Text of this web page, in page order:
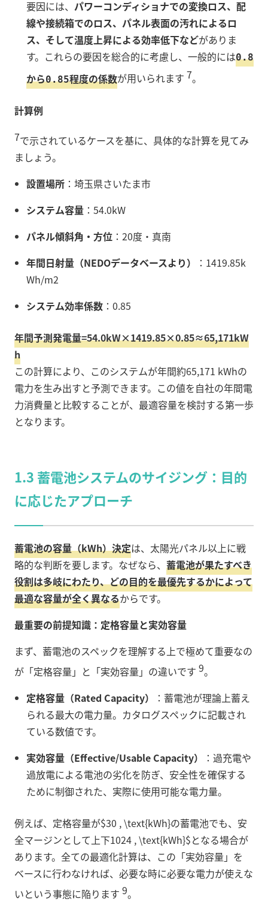
要因には、 パワーコンディショナでの変換ロス、配
線や接続箱でのロス、パネル表面の汚れによるロ
ス、そして温度上昇による効率低下などがありま
す。これらの要因を総合的に考慮し、一般的には0.8
から0.85程度の係数が用いられます 7。
計算例
7で示されているケースを基に、具体的な計算を見てみ
ましょう。
設置場所 ：埼玉県さいたま市
システム容量 ： 54.0kW
パネル傾斜角・方位 ：20度・真南
年間日射量（NEDOデータベースより）
： 1419.85k
Wh/m2
システム効率係数 ： 0.85
年間予測発電量=54.0kW×1419.85×0.85≈65,171kW
h
この計算により、このシステムが年間約65,171 kWhの
電力を生み出すと予測できます。この値を自社の年間電
力消費量と比較することが、最適容量を検討する第一歩
となります。
1.3 蓄電池システムのサイジング：目的
に応じたアプローチ
蓄電池の容量（kWh）決定は、太陽光パネル以上に戦
略的な判断を要します。なぜなら、 蓄電池が果たすべき
役割は多岐にわたり、どの目的を最優先するかによって
最適な容量が全く異なるからです。
最重要の前提知識：定格容量と実効容量
まず、蓄電池のスペックを理解する上で極めて重要なの
が「定格容量」と「実効容量」の違いです 9。
定格容量（Rated Capacity）
：蓄電池が理論上蓄え
られる最大の電力量。カタログスペックに記載され
ている数値です。
実効容量（Effective/Usable Capacity）
：過充電や
過放電による電池の劣化を防ぎ、安全性を確保する
ために制御された、実際に使用可能な電力量。
例えば、定格容量が$30 , \text{kWh}の蓄電池でも、安
全マージンとして上下1024 , \text{kWh}$となる場合が
あります。全ての最適化計算は、この「実効容量」を
ベースに行わなければ、必要な時に必要な電力が使えな
いという事態に陥ります 9。